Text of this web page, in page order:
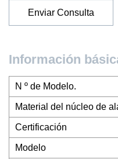
Enviar Consulta
Información
N º de Modelo.
Material del núcleo de
Certificación
Modelo